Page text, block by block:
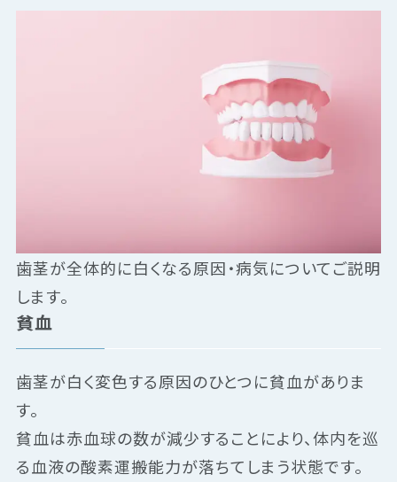
歯茎が全体的に白くなる原因・病気についてご説明
します。
貧血
歯茎が白く変色する原因のひとつに貧血がありま
す。
貧血は赤血球の数が減少することにより、体内を巡
る血液の酸素運搬能力が落ちてしまう状態です。